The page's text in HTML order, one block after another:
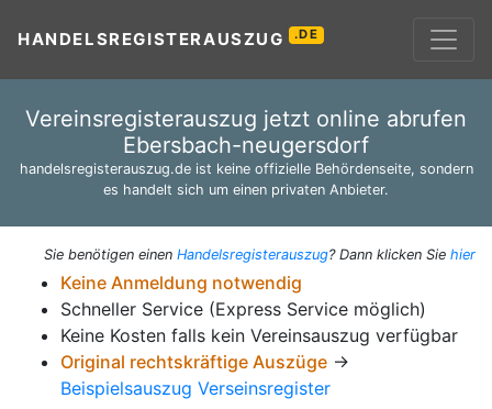
HANDELSREGISTERAUSZUG .DE
Vereinsregisterauszug jetzt online abrufen
Ebersbach-neugersdorf
handelsregisterauszug.de ist keine offizielle Behördenseite, sondern
es handelt sich um einen privaten Anbieter.
Sie benötigen einen Handelsregisterauszug? Dann klicken Sie hier
Keine Anmeldung notwendig
Schneller Service (Express Service möglich)
Keine Kosten falls kein Vereinsauszug verfügbar
Original rechtskräftige Auszüge →
Beispielsauszug Verseinsregister